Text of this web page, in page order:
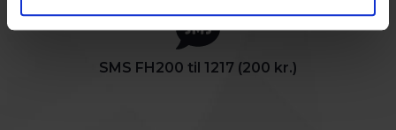
SMS FH200 til 1217 (200 kr.)